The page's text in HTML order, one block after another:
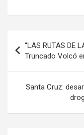
de
entradas
“LAS RUTAS DE
Truncado Volcó
Santa Cruz: